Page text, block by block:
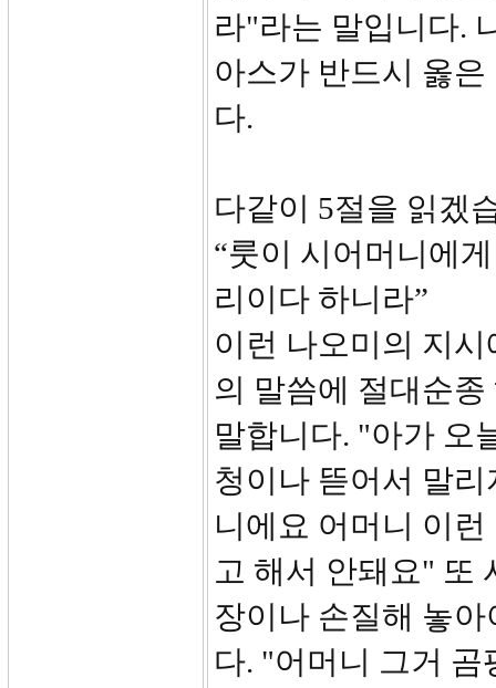
라"라는 말입니다.
아스가 반드시 옳
다.
다같이 5절을 읽겠
“룻이 시어머니에
리이다 하니라”
이런 나오미의 지
의 말씀에 절대순
말합니다. "아가 오
청이나 뜯어서 말
니에요 어머니 이
고 해서 안돼요" 또
장이나 손질해 놓
다. "어머니 그거